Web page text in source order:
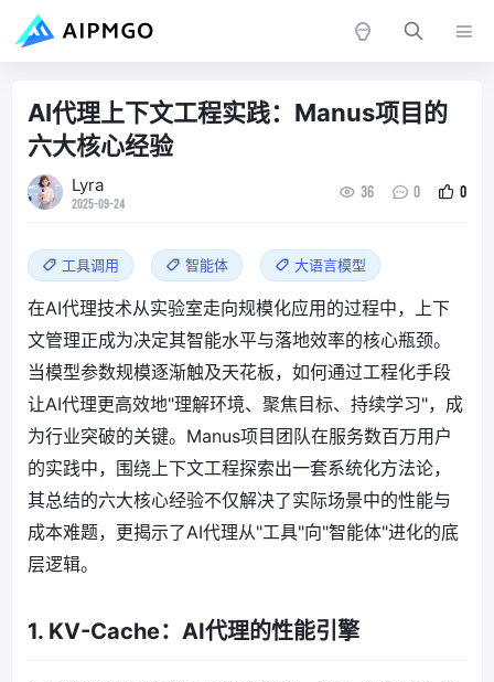
AI代理上下文工程实践：Manus项目的
六大核心经验
Lyra
2025-09-24
36 0 0
工具调用 智能体 大语言模型
在AI代理技术从实验室走向规模化应用的过程中，上下
文管理正成为决定其智能水平与落地效率的核心瓶颈。
当模型参数规模逐渐触及天花板，如何通过工程化手段
让AI代理更高效地"理解环境、聚焦目标、持续学习"，成
为行业突破的关键。Manus项目团队在服务数百万用户
的实践中，围绕上下文工程探索出一套系统化方法论，
其总结的六大核心经验不仅解决了实际场景中的性能与
成本难题，更揭示了AI代理从"工具"向"智能体"进化的底
层逻辑。
1. KV-Cache：AI代理的性能引擎